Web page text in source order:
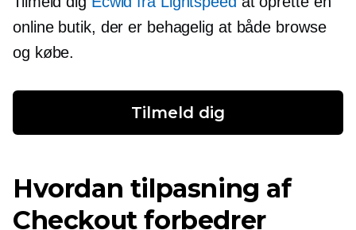
online butik, der er behagelig at både browse
og købe.
Tilmeld dig
Hvordan tilpasning af
Checkout forbedrer